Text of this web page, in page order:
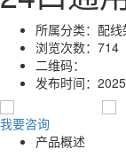
所属分类： 配线
浏览次数： 714
二维码：
发布时间：
我要咨询
产品概述